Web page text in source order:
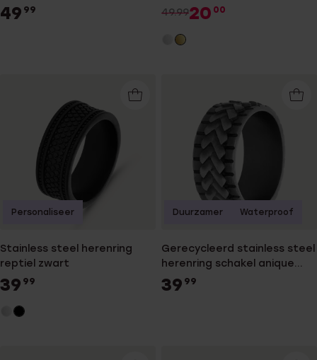
met zirkonia
49 99
mattenklopper
49.9920 00
Stainless steel herenring
reptiel zwart
39 99
Personaliseer
Gerecycleerd stainless steel
herenring schakel anique
finish
39 99
Duurzamer Waterproof